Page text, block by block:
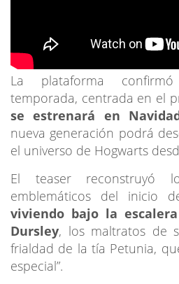
La plataforma
temporada, centrada en el
se estrenará en
nueva generación podrá
el universo de Hogwarts
El teaser reconstruyó
emblemáticos del inicio
viviendo bajo la
Dursley, los maltratos de
frialdad de la tía Petunia,
especial”.